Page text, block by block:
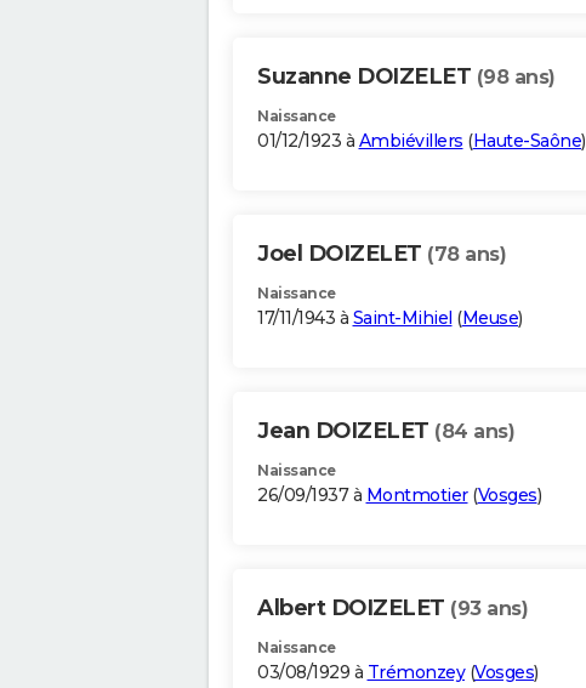
Suzanne DOIZELET (98 ans)
Naissance
01/12/1923 à Ambiévillers (Haute-Saône)
Joel DOIZELET (78 ans)
Naissance
17/11/1943 à Saint-Mihiel (Meuse)
Jean DOIZELET (84 ans)
Naissance
26/09/1937 à Montmotier(Vosges)
Albert DOIZELET (93 ans)
Naissance
03/08/1929 à Trémonzey(Vosges)